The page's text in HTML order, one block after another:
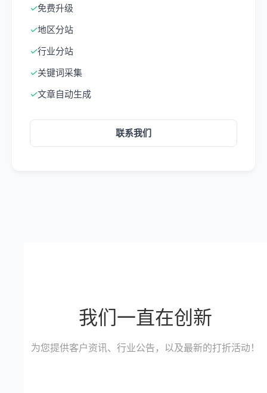
✓免费升级
✓地区分站
✓行业分站
✓关键词采集
✓文章自动生成
联系我们
我们一直在创新
为您提供客户资讯、行业公告，以及最新的打折活动！